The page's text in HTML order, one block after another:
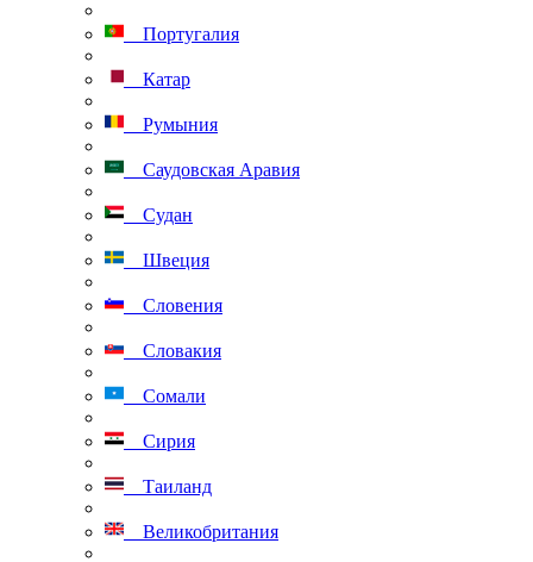
Португалия
Катар
Румыния
Саудовская Аравия
Судан
Швеция
Словения
Словакия
Сомали
Сирия
Таиланд
Великобритания